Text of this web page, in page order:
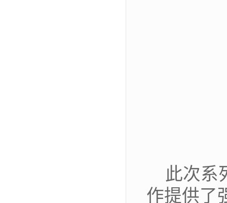
此次系
作提供了